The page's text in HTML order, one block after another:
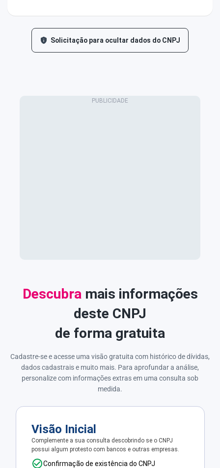
Solicitação para ocultar dados do CNPJ
Descubramais informações
deste CNPJ
de forma gratuita
Cadastre-se e acesse uma visão gratuita com histórico de dívidas,
dados cadastrais e muito mais. Para aprofundar a análise,
personalize com informações extras em uma consulta sob
medida.
Visão Inicial
Complemente a sua consulta descobrindo se o CNPJ
possui algum protesto com bancos e outras empresas.
Confirmação de existência do CNPJ